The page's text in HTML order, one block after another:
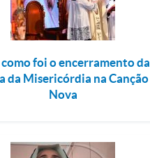
foi o encerramento da
da Misericórdia na Canção
Nova